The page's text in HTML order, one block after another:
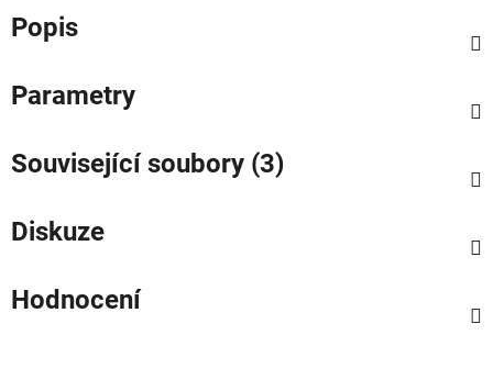
Popis
Parametry
Související soubory (3)
Diskuze
Hodnocení